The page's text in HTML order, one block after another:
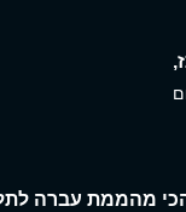
הכי מהממת עברה